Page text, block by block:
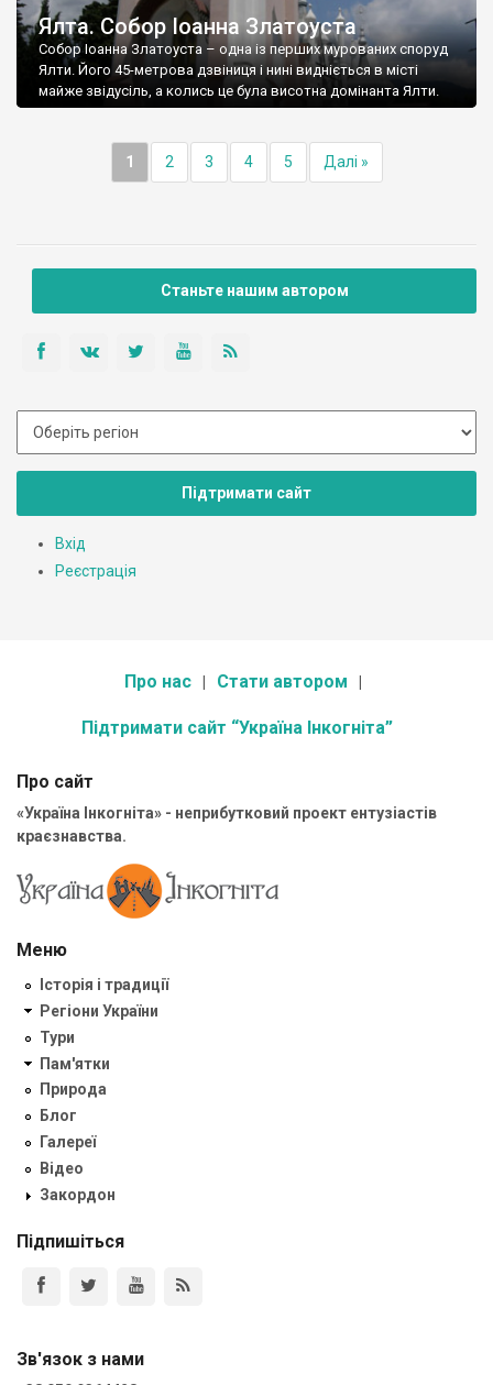
Ялта. Собор Іоанна Златоуста
Собор Іоанна Златоуста – одна із перших мурованих споруд
Ялти. Його 45-метрова дзвіниця і нині видніється в місті
майже звідусіль, а колись це була висотна домінанта Ялти.
1 2 3 4 5 Далі »
Станьте нашим автором
Підтримати сайт
Вхід
Реєстрація
Про нас Стати автором
Підтримати сайт “Україна Інкогніта”
Про сайт
«Україна Інкогніта» - неприбутковий проект ентузіастів
краєзнавства.
Меню
Історія і традиції
Регіони України
Тури
Пам'ятки
Природа
Блог
Галереї
Відео
Закордон
Підпишіться
Зв'язок з нами